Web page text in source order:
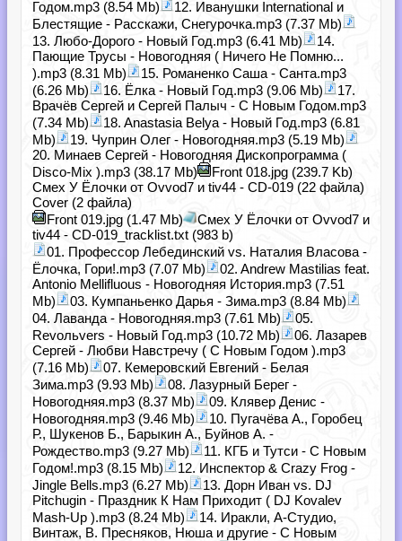
Годом.mp3 (8.54 Mb)
12. Иванушки International и
Блестящие - Расскажи, Снегурочка.mp3 (7.37 Mb)
13. Любо-Дорого - Новый Год.mp3 (6.41 Mb)
14.
Пающие Трусы - Новогодняя ( Ничего Не Помню...
).mp3 (8.31 Mb)
15. Романенко Саша - Санта.mp3
(6.26 Mb)
16. Ёлка - Новый Год.mp3 (9.06 Mb)
17.
Врачёв Сергей и Сергей Палыч - С Новым Годом.mp3
(7.34 Mb)
18. Anastasia Belya - Новый Год.mp3 (6.81
Mb)
19. Чуприн Олег - Новогодняя.mp3 (5.19 Mb)
20. Минаев Сергей - Новогодняя Дископрограмма (
Disco-Mix ).mp3 (38.17 Mb)
Front 018.jpg (239.7 Kb)
Смех У Ёлочки от Ovvod7 и tiv44 - CD-019 (22 файла)
Cover (2 файла)
Front 019.jpg (1.47 Mb)
Смех У Ёлочки от Ovvod7 и
tiv44 - CD-019_tracklist.txt (983 b)
01. Профессор Лебединский vs. Наталия Власова -
Ёлочка, Гори!.mp3 (7.07 Mb)
02. Andrew Mastilias feat.
Antonio Mellifluous - Новогодняя История.mp3 (7.51
Mb)
03. Кумпаньенко Дарья - Зима.mp3 (8.84 Mb)
04. Лаванда - Новогодняя.mp3 (7.61 Mb)
05.
Revoльvers - Новый Год.mp3 (10.72 Mb)
06. Лазарев
Сергей - Любви Навстречу ( С Новым Годом ).mp3
(7.16 Mb)
07. Кемеровский Евгений - Белая
Зима.mp3 (9.93 Mb)
08. Лазурный Берег -
Новогодняя.mp3 (8.37 Mb)
09. Клявер Денис -
Новогодняя.mp3 (9.46 Mb)
10. Пугачёва А., Горобец
Р., Шукенов Б., Барыкин А., Буйнов А. -
Рождество.mp3 (9.27 Mb)
11. КГБ и Тутси - С Новым
Годом!.mp3 (8.15 Mb)
12. Инспектор & Crazy Frog -
Jingle Bells.mp3 (6.27 Mb)
13. Дорн Иван vs. DJ
Pitchugin - Праздник К Нам Приходит ( DJ Kovalev
Mash-Up ).mp3 (8.24 Mb)
14. Иракли, А-Студио,
Винтаж, В. Пресняков, Нюша и другие - С Новым